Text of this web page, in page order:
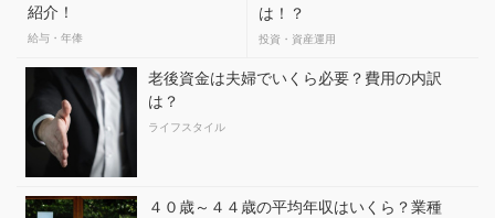
紹介！
給与・年俸
は！？
投資・資産運用
老後資金は夫婦でいくら必要？費用の内訳
は？
ライフスタイル
４０歳～４４歳の平均年収はいくら？業種